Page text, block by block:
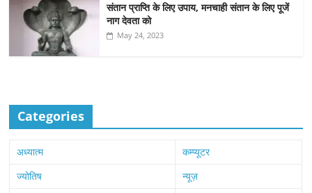
संतान प्राप्ति के लिए उपाय, मनचाही संतान के लिए पूजें
नाग देवता को
May 24, 2023
Categories
अध्यात्म
कम्प्यूटर
ज्योतिष
न्यूज़